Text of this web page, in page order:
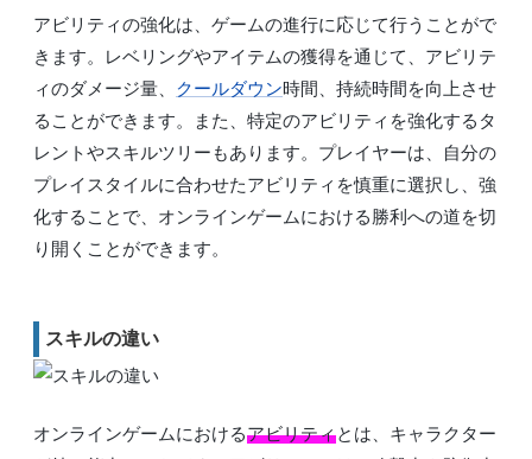
アビリティの強化は、ゲームの進行に応じて行うことがで
きます。レベリングやアイテムの獲得を通じて、アビリテ
ィのダメージ量、 クールダウン時間、持続時間を向上させ
ることができます。また、特定のアビリティを強化するタ
レントやスキルツリーもあります。プレイヤーは、自分の
プレイスタイルに合わせたアビリティを慎重に選択し、強
化することで、オンラインゲームにおける勝利への道を切
り開くことができます。
スキルの違い
オンラインゲームにおけるアビリティとは、キャラクター